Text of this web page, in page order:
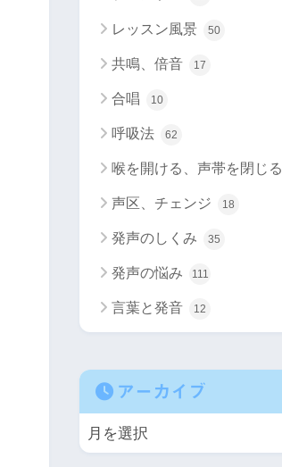
レッスン風景 50
共鳴、倍音 17
合唱 10
呼吸法 62
喉を開ける、声帯を閉じる
声区、チェンジ 18
発声のしくみ 35
発声の悩み 111
言葉と発音 12
アーカイブ